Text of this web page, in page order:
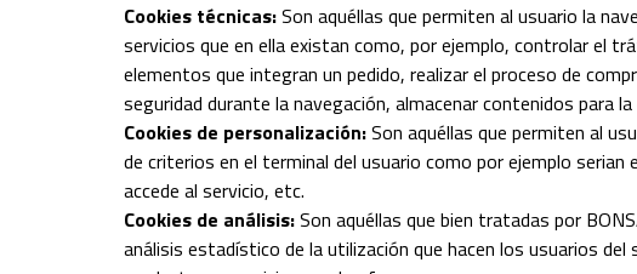
Cookies técnicas:Son aquéllas que permiten al usuario la
servicios que en ella existan como, por ejemplo, controlar el
elementos que integran un pedido, realizar el proceso de
seguridad durante la navegación, almacenar contenidos para
Cookies de personalización:Son aquéllas que permiten al
de criterios en el terminal del usuario como por ejemplo
accede al servicio, etc.
Cookies de análisis:Son aquéllas que bien tratadas por
análisis estadístico de la utilización que hacen los usuarios